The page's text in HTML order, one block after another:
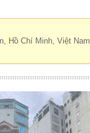
Hồ Chí Minh, Việt Nam